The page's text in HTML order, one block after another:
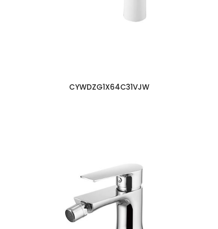
CYWDZG1X64C31VJW